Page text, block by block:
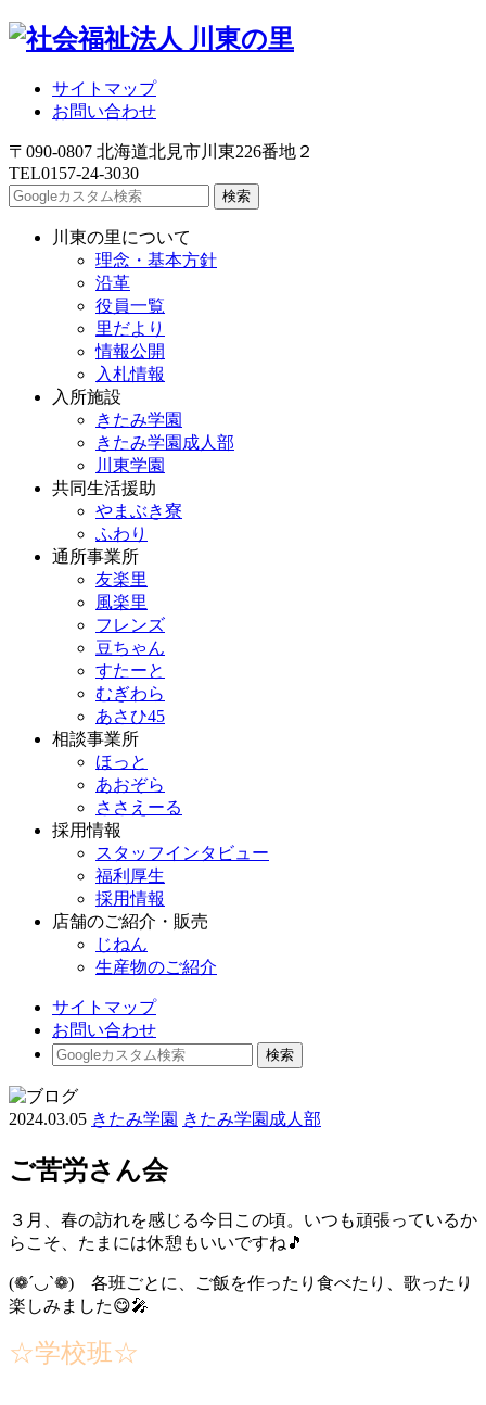
サイトマップ
お問い合わせ
〒090-0807 北海道北見市川東226番地２
TEL0157-24-3030
川東の里について
理念・基本方針
沿革
役員一覧
里だより
情報公開
入札情報
入所施設
きたみ学園
きたみ学園成人部
川東学園
共同生活援助
やまぶき寮
ふわり
通所事業所
友楽里
風楽里
フレンズ
豆ちゃん
すたーと
むぎわら
あさひ45
相談事業所
ほっと
あおぞら
ささえーる
採用情報
スタッフインタビュー
福利厚生
採用情報
店舗のご紹介・販売
じねん
生産物のご紹介
サイトマップ
お問い合わせ
2024.03.05 きたみ学園 きたみ学園成人部
ご苦労さん会
３月、春の訪れを感じる今日この頃。いつも頑張っているか
らこそ、たまには休憩もいいですね🎵
(❁´◡`❁) 各班ごとに、ご飯を作ったり食べたり、歌ったり
楽しみました😋🎤
☆学校班☆